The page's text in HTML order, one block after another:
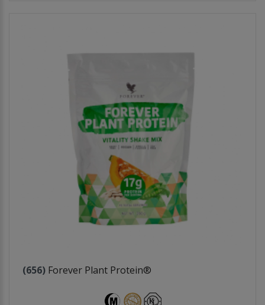
(656) Forever Plant Protein®